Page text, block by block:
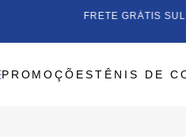
FRETE GRÁTIS
PROMOÇÕESTÊNIS DE